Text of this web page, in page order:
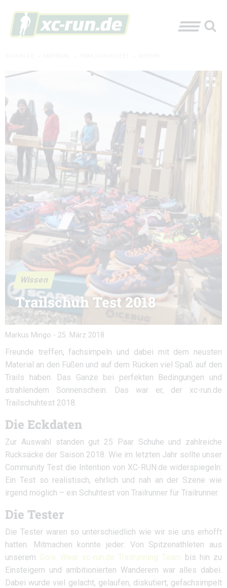
Wissen
Trailschuh Test 2018
Markus Mingo - 25. März 2018
Freunde treffen, fachsimpeln und dabei mit dem neusten
Material an den Füßen und auf dem Rücken viel Spaß auf den
Trails haben. Das Ganze bei perfekten Bedingungen und
strahlendem Sonnenschein. Das war er, der xc-run.de
Trailschuhtest 2018.
Die Eckdaten
Zur Auswahl standen gut 25 Paar Schuhe und zahlreiche
Rucksäcke der Saison 2018. Wie im letzten Jahr sollte unser
Community Test die Intention von XC-RUN.de widerspiegeln:
Ein Test so realistisch, ehrlich und nah an der Szene wie
irgend möglich – ein Schuhtest von Trailrunner für Trailrunner.
Die Tester
Die Tester waren so unterschiedlich wie wir sie uns erhofft
hatten. Mitmachen konnte jeder: Von Spitzenathleten aus
unserem Gore Wear xc-run.de Trailrunning Team bis hin zu
Einsteigern und ambitionierten Wanderern war alles dabei.
Dabei wurde viel gelacht, gelaufen, diskutiert, gefachsimpelt